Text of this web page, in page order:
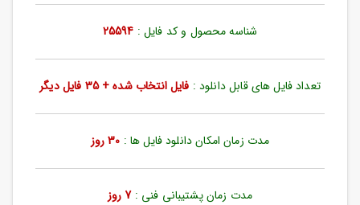
ورود
به
شناسه محصول و کد فایل : 25594
تعداد فایل های قابل دانلود : فایل انتخاب شده + 35 فایل دیگر
مدت زمان امکان دانلود فایل ها : 30 روز
مدت زمان پشتیبانی فنی :7 روز